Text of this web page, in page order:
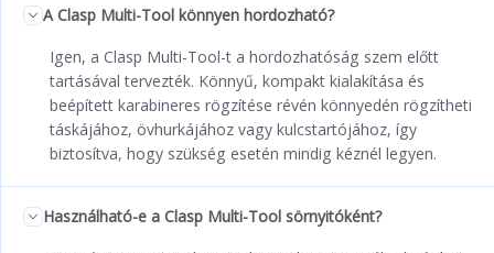
A Clasp Multi-Tool könnyen hordozható?
Igen, a Clasp Multi-Tool-t a hordozhatóság szem előtt
tartásával tervezték. Könnyű, kompakt kialakítása és
beépített karabineres rögzítése révén könnyedén rögzítheti
táskájához, övhurkájához vagy kulcstartójához, így
biztosítva, hogy szükség esetén mindig kéznél legyen.
Használható-e a Clasp Multi-Tool sörnyitóként?